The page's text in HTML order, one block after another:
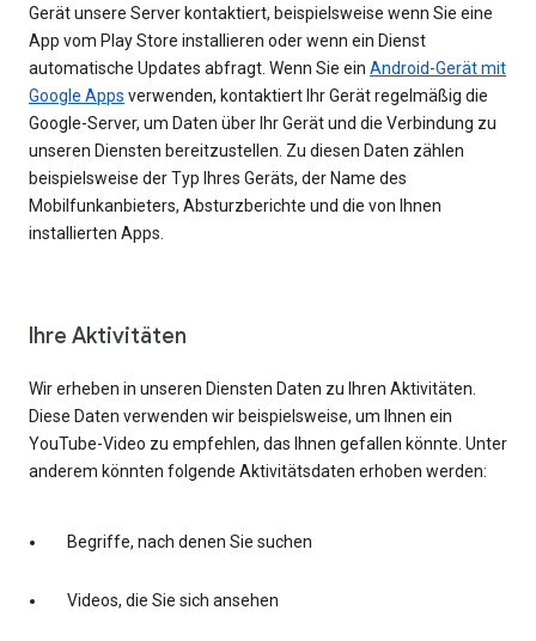
Gerät unsere Server kontaktiert, beispielsweise wenn Sie eine
App vom Play Store installieren oder wenn ein Dienst
automatische Updates abfragt. Wenn Sie ein Android-Gerät mit
Google Apps verwenden, kontaktiert Ihr Gerät regelmäßig die
Google-Server, um Daten über Ihr Gerät und die Verbindung zu
unseren Diensten bereitzustellen. Zu diesen Daten zählen
beispielsweise der Typ Ihres Geräts, der Name des
Mobilfunkanbieters, Absturzberichte und die von Ihnen
installierten Apps.
Ihre Aktivitäten
Wir erheben in unseren Diensten Daten zu Ihren Aktivitäten.
Diese Daten verwenden wir beispielsweise, um Ihnen ein
YouTube-Video zu empfehlen, das Ihnen gefallen könnte. Unter
anderem könnten folgende Aktivitätsdaten erhoben werden:
Begriffe, nach denen Sie suchen
Videos, die Sie sich ansehen